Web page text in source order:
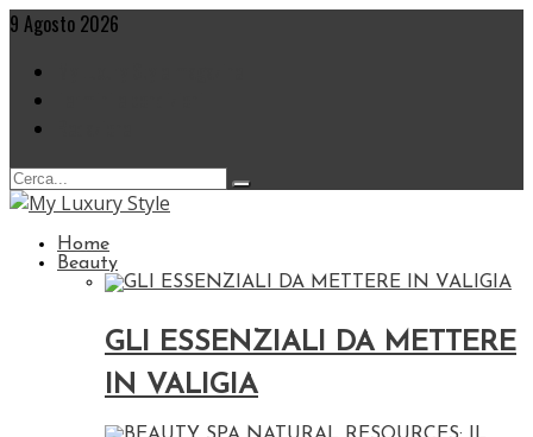
Skip
content
9 Agosto 2026
Home
Beauty
GLI ESSENZIALI DA METTERE
IN VALIGIA